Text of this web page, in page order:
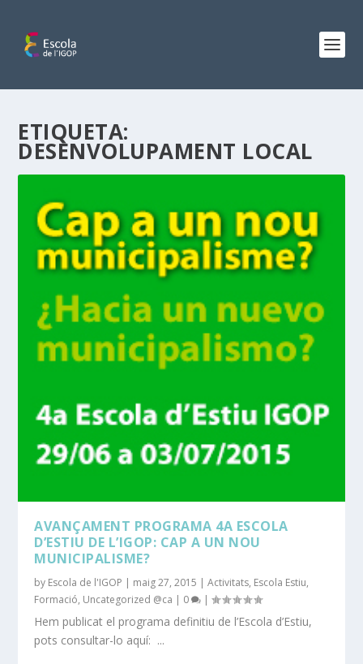
ETIQUETA:
DESENVOLUPAMENT LOCAL
AVANÇAMENT PROGRAMA 4A ESCOLA
D’ESTIU DE L’IGOP: CAP A UN NOU
MUNICIPALISME?
by Escola de l'IGOP | maig 27, 2015 |Activitats, Escola Estiu,
Formació, Uncategorized @ca | 0 |
Hem publicat el programa definitiu de l’Escola d’Estiu,
pots consultar-lo aquí: ...